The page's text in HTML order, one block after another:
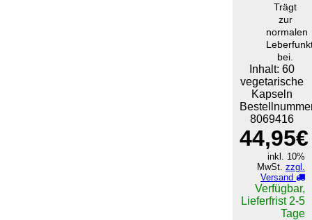
Trägt
zur
normalen
bei.
Inhalt: 60
vegetarische
Kapseln
8069416
44,95€
inkl. 10%
MwSt. zzgl.
Versand
Verfügbar,
Lieferfrist 2-5
Tage